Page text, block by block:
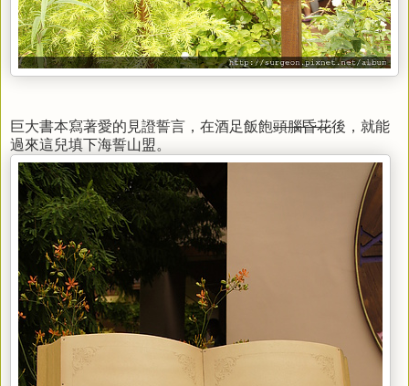
巨大書本寫著愛的見證誓言，在酒足飯飽頭腦昏花後，就能
過來這兒填下海誓山盟。